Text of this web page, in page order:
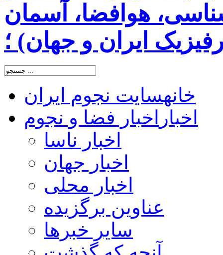
هوافضا، آسمان
ایران و جهان) ؛
خانهسایت نجوم ایران
اخبار اخبار فضا و نجوم
اخبار ناسا
اخبار جهان
اخبار محلی
عناوین برگزیده
سایر خبرها